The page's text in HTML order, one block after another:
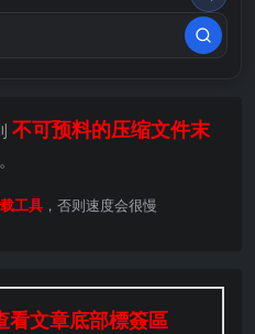
不可预料的压缩文件末
工具 ，否则速度会很慢
看文章底部標簽區